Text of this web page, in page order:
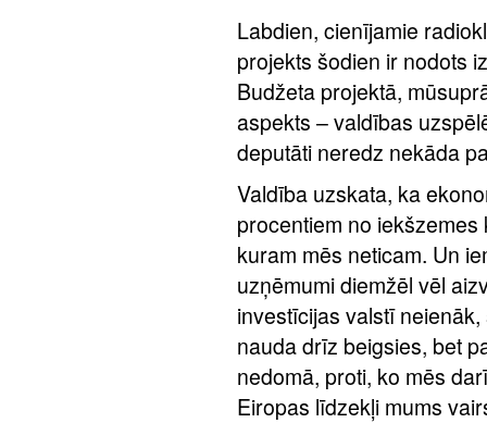
Labdien, cienījamie
projekts šodien ir nodots
Budžeta projektā,
aspekts – valdības
deputāti neredz nekāda
Valdība uzskata, ka
procentiem no
kuram mēs neticam. Un
uzņēmumi diemžēl vēl
investīcijas valstī
nauda drīz beigsies, bet
nedomā, proti, ko mēs
Eiropas līdzekļi mums